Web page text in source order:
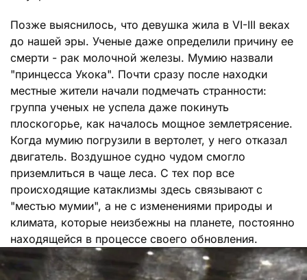
Позже выяснилось, что девушка жила в VI-III веках
до нашей эры. Ученые даже определили причину ее
смерти - рак молочной железы. Мумию назвали
"принцесса Укока". Почти сразу после находки
местные жители начали подмечать странности:
группа ученых не успела даже покинуть
плоскогорье, как началось мощное землетрясение.
Когда мумию погрузили в вертолет, у него отказал
двигатель. Воздушное судно чудом смогло
приземлиться в чаще леса. С тех пор все
происходящие катаклизмы здесь связывают с
"местью мумии", а не с изменениями природы и
климата, которые неизбежны на планете, постоянно
находящейся в процессе своего обновления.